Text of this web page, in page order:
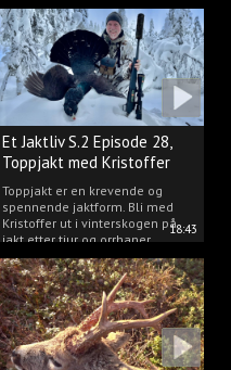
18:43
Et Jaktliv S.2 Episode 28,
Toppjakt med Kristoffer
Clausen
Toppjakt er en krevende og
spennende jaktform. Bli med
Kristoffer ut i vinterskogen på
jakt etter tiur og orrhaner.